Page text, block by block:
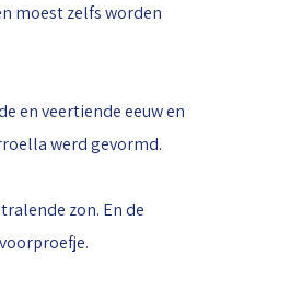
moest zelfs worden
en veertiende eeuw en
werd gevormd.
zon. En de